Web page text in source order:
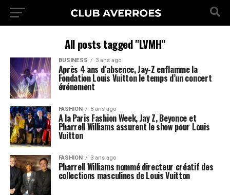
All posts tagged "LVMH"
BUSINESS 3 ans ago
Après 4 ans d’absence, Jay-Z enflamme la
Fondation Louis Vuitton le temps d’un concert
événement
FASHION 3 ans ago
A la Paris Fashion Week, Jay Z, Beyonce et
Pharrell Williams assurent le show pour Louis
Vuitton
FASHION 3 ans ago
Pharrell Williams nommé directeur créatif des
collections masculines de Louis Vuitton